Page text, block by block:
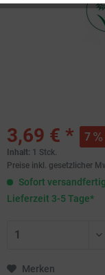
3,69 € * 7
Inhalt: 1 Stck.
Preise inkl. gesetzlicher
Sofort
Lieferzeit 3-5 Tage*
Merken